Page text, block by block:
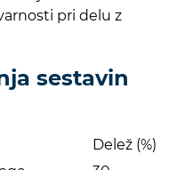
pri delu z
sestavin
Delež (%)